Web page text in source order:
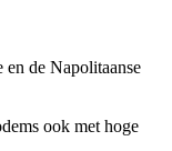
de Napolitaanse
ook met hoge